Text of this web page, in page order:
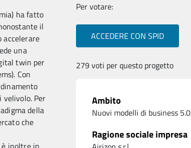
ha fatto
il
una
twin per
Con
Per
della
che
Per votare:
ACCEDERE CON SPID
279 voti per questo progetto
Ambito
Nuovi modelli di business 5.0
Ragione sociale impresa